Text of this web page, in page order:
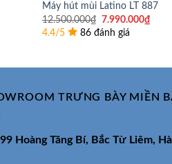
Máy hút mùi Latino LT 887
12.500.000₫ Giá
gốc
là:
7.990.000₫
4.4/5 86 đánh giá
TRƯNG BÀY MIỀN
Hoàng Tăng Bí, Bắc Từ Liêm,